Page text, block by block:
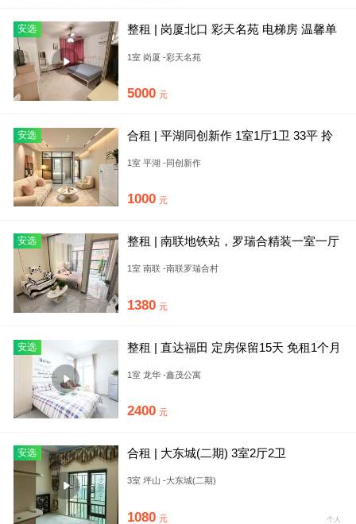
安选
整租 | 岗厦北口 彩天名苑 电梯房 温馨单
1室 岗厦 -彩天名苑
5000 元
安选
合租 | 平湖同创新作 1室1厅1卫 33平 拎
1室 平湖 -同创新作
1000 元
安选
整租 | 南联地铁站，罗瑞合精装一室一厅
1室 南联 -南联罗瑞合村
1380 元
安选
整租 | 直达福田 定房保留15天 免租1个月
1室 龙华 -鑫茂公寓
2400 元
安选 合租 | 大东城(二期) 3室2厅2卫
3室 坪山 -大东城(二期)
1080 元 个人